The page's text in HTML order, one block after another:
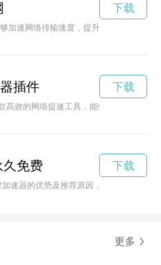
加速网络传输速度，提升网速体验的工
下载
插件
高效的网络提速工具，能够帮助用户稳
下载
久免费
速器的优势及推荐原因，让用户可以更
下载
更多